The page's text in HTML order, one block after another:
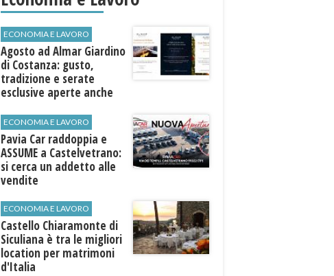
ECONOMIA E LAVORO
Agosto ad Almar Giardino
di Costanza: gusto,
tradizione e serate
esclusive aperte anche
ECONOMIA E LAVORO
Pavia Car raddoppia e
ASSUME a Castelvetrano:
si cerca un addetto alle
vendite
ECONOMIA E LAVORO
Castello Chiaramonte di
Siculiana è tra le migliori
location per matrimoni
d'Italia